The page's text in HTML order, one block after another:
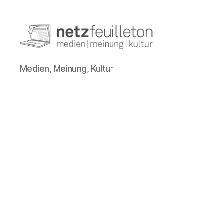
netzfeuilleton.de
Medien, Meinung, Kultur